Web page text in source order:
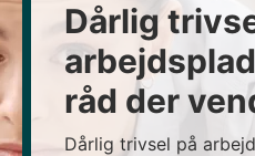
Dårlig
råd der
Dårlig trivsel på